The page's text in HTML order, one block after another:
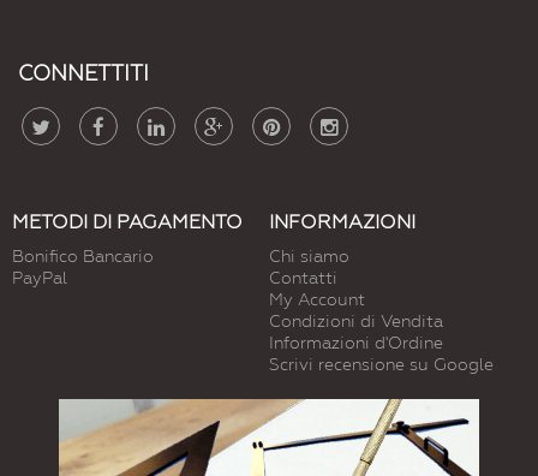
CONNETTITI
METODI DI PAGAMENTO
Bonifico Bancario
PayPal
INFORMAZIONI
Chi siamo
Contatti
My Account
Condizioni di Vendita
Informazioni d'Ordine
Scrivi recensione su Google